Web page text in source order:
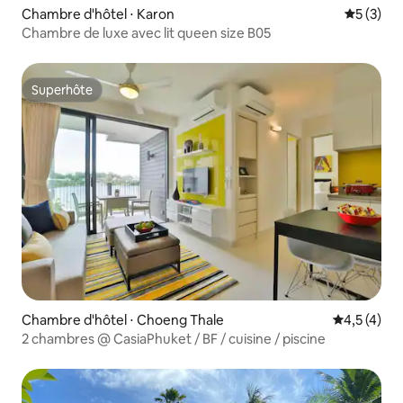
Chambre d'hôtel ⋅ Karon
5 (3)
Chambre de luxe avec lit queen size B05
Superhôte
Superhôte
Chambre d'hôtel ⋅ Choeng Thale Évaluation
4,5 (4)
2 chambres @ CasiaPhuket / BF / cuisine / piscine